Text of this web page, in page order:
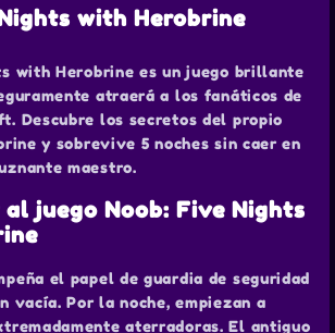
with Herobrine
with Herobrine es un juego brillante
atraerá a los fanáticos de
Descubre los secretos del propio
y sobrevive 5 noches sin caer en
maestro.
juego Noob: Five Nights
el papel de guardia de seguridad
vacía. Por la noche, empiezan a
aterradoras. El antiguo